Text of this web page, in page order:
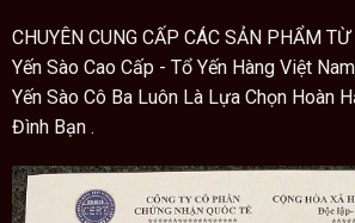
CHUYÊN CUNG CẤP CÁC SẢN PHẨM TỪ
Yến Sào Cao Cấp - Tổ Yến Hàng Việt
Yến Sào Cô Ba Luôn Là Lựa Chọn Hoàn
Đình Bạn .